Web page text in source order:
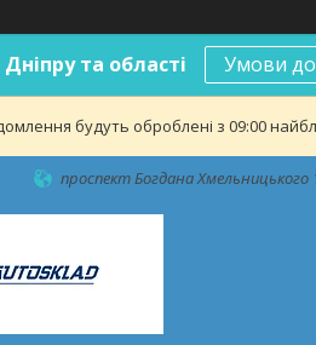
та області Умови
будуть оброблені з 09:00
проспект Богдана Хмельницького